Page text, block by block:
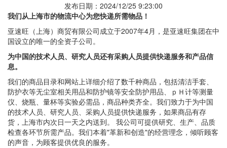
发布日期：2024/12/25 9:23:00
我们从上海市的物流中心为您快递所需物品！
亚速旺（上海）商贸有限公司成立于2007年4月，是亚速旺集团在中
国设立的唯一的全资子公司。
为中国的技术人员、研究人员还有采购人员提供快递服务和产品信
息。
我们的商品目录和网站上详细介绍了数千种商品，包括清洁手套、
防护衣等无尘室相关用品和防护镜等安全防护用品、ｐＨ计等测量
仪、烧瓶、量杯等实验必需品，商品种类齐全。我们致力于为中国
的技术人员、研究人员、采购人员提供快递服务，如果商品有存
货，上海市内次日一天之内送到。 我公司可提供研究、生产、品质
检查各环节所需产品。我们本着"革新和创造"的经营理念，倾听顾客
的声音，为顾客提供优良的服务。